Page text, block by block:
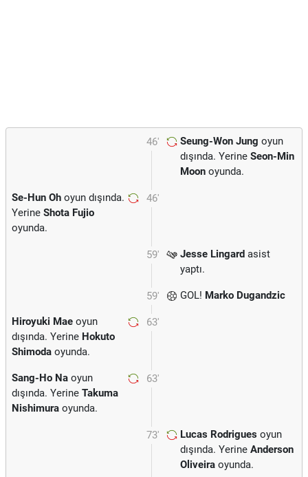
46' Seung-Won Jung oyun
dışında. Yerine Seon-Min
Moon oyunda.
46'
Se-Hun Oh oyun dışında.
Yerine Shota Fujio
oyunda.
59' Jesse Lingard asist
yaptı.
59' GOL! Marko Dugandzic
63'
Hiroyuki Mae oyun
dışında. Yerine Hokuto
Shimoda oyunda.
63'
Sang-Ho Na oyun
dışında. Yerine Takuma
Nishimura oyunda.
73' Lucas Rodrigues oyun
dışında. Yerine Anderson
Oliveira oyunda.